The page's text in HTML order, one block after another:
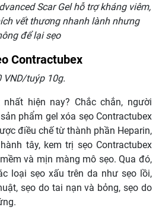
Scar Gel hỗ trợ kháng viêm,
vết thương nhanh lành nhưng
để lại sẹo
Contractubex
tuýp 10g.
hiện nay? Chắc chắn, người
phẩm gel xóa sẹo Contractubex
điều chế từ thành phần Heparin,
tây, kem trị sẹo Contractubex
và mịn màng mô sẹo. Qua đó,
loại sẹo xấu trên da như sẹo lồi,
sẹo do tai nạn và bỏng, sẹo do